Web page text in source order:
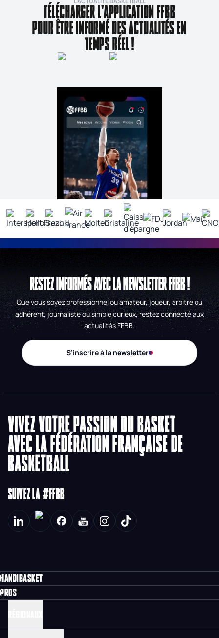
TÉLÉCHARGER L'APPLICATION FFBB
POUR ÊTRE INFORMÉ DES ACTUALITÉS EN
TEMPS RÉEL !
RESTEZ INFORMÉS AVEC LA NEWSLETTER FFBB !
Que vous soyez professionnel ou amateur, joueur, arbitre ou
adhérent, journaliste ou simple curieux, restez connecté aux
actualités FFBB.
S'inscrire à la newsletter
VIVEZ VOTRE PASSION DU BASKET
AVEC LA FÉDÉRATION FRANÇAISE DE
BASKETBALL
SUIVEZ LA #FFBB
HANDIBASKET
PROS